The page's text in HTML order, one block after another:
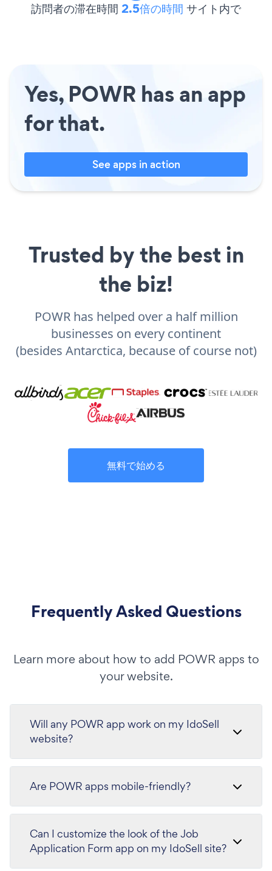
訪問者の滞在時間 2.5倍の時間 サイト内で
Yes, POWR has an app
for that.
See apps in action
Trusted by the best in
the biz!
POWR has helped over a half million
businesses on every continent
(besides Antarctica, because of course not)
無料で始める
Frequently Asked Questions
Learn more about how to add POWR apps to
your website.
Will any POWR app work on my IdoSell
website?
Are POWR apps mobile-friendly?
Can I customize the look of the Job
Application Form app on my IdoSell site?